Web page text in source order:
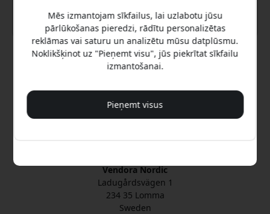
Sūtīt
Oficiālais Keybudz® Latvija
Vendora Nordic
Ladugårdsvägen 1
234 35 Lomma
Sweden
Mēs izmantojam sīkfailus, lai uzlabotu jūsu
pārlūkošanas pieredzi, rādītu personalizētas
reklāmas vai saturu un analizētu mūsu datplūsmu.
Noklikšķinot uz "Pieņemt visu", jūs piekrītat sīkfailu
izmantošanai.
Pieņemt visus
Jā, es vēlos 15% atlaidi
Mēs jums nekad nesūtīsim surogātpastu. Reģistrējoties,
izglītojošām sērijām un īpašiem piedāvājumiem.
Nē, es labāk maksātu pilnu cenu.